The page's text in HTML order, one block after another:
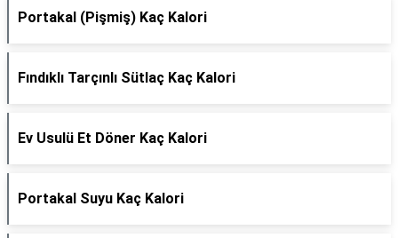
Portakal (Pişmiş) Kaç Kalori
Fındıklı Tarçınlı Sütlaç Kaç Kalori
Ev Usulü Et Döner Kaç Kalori
Portakal Suyu Kaç Kalori